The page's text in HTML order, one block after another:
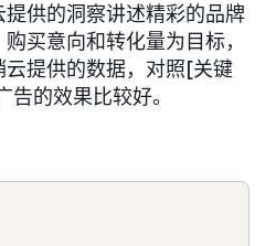
供的洞察讲述精彩的品牌
买意向和转化量为目标，
提供的数据，对照[关键
的效果比较好。